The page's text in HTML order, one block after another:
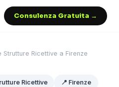
Consulenza Gratuita →
Strutture Ricettive a Firenze
Ricettive 📍 Firenze